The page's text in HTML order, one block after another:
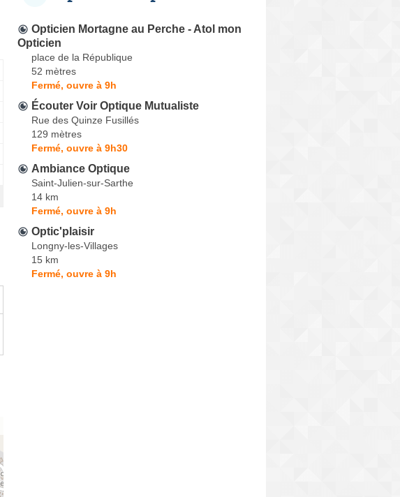
Opticien Mortagne au Perche - Atol mon
Opticien
place de la République
52 mètres
Fermé, ouvre à 9h
Écouter Voir Optique Mutualiste
Rue des Quinze Fusillés
129 mètres
Fermé, ouvre à 9h30
Ambiance Optique
Saint-Julien-sur-Sarthe
14 km
Fermé, ouvre à 9h
Optic'plaisir
Longny-les-Villages
15 km
Fermé, ouvre à 9h